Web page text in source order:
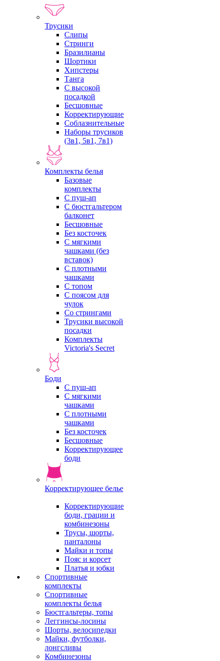
Трусики
Слипы
Стринги
Бразилианы
Шортики
Хипстеры
Танга
С высокой
посадкой
Бесшовные
Корректирующие
Соблазнительные
Наборы трусиков
(3в1, 5в1, 7в1)
Комплекты белья
Базовые
комплекты
С пуш-ап
С бюстгальтером
балконет
Бесшовные
Без косточек
С мягкими
чашками (без
вставок)
С плотными
чашками
С топом
С поясом для
чулок
Со стрингами
Трусики высокой
посадки
Комплекты
Victoria's Secret
Боди
С пуш-ап
С мягкими
чашками
С плотными
чашками
Без косточек
Бесшовные
Корректирующее
боди
Корректирующее белье
Корректирующие
боди, грации и
комбинезоны
Трусы, шорты,
панталоны
Майки и топы
Пояс и корсет
Платья и юбки
Спортивные
комплекты
Спортивные
комплекты белья
Бюстгальтеры, топы
Леггинсы-лосины
Шорты, велосипедки
Майки, футболки,
лонгсливы
Комбинезоны